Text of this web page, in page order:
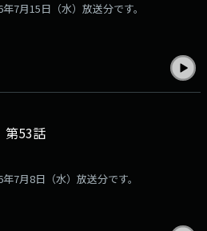
7月15日（水）放送分です。
53話
7月8日（水）放送分です。